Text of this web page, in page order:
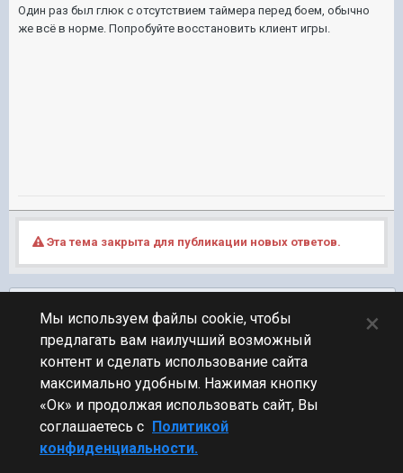
Один раз был глюк с отсутствием таймера перед боем, обычно
же всё в норме. Попробуйте восстановить клиент игры.
Эта тема закрыта для публикации новых ответов.
ПЕРЕЙТИ К СПИСКУ ТЕМ
Технические вопросы
Стиль
Мы используем файлы cookie, чтобы
предлагать вам наилучший возможный
контент и сделать использование сайта
максимально удобным. Нажимая кнопку
«Ок» и продолжая использовать сайт, Вы
соглашаетесь с Политикой
конфиденциальности.
×